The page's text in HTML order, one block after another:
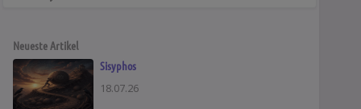
Neueste Artikel
Sisyphos
18.07.26